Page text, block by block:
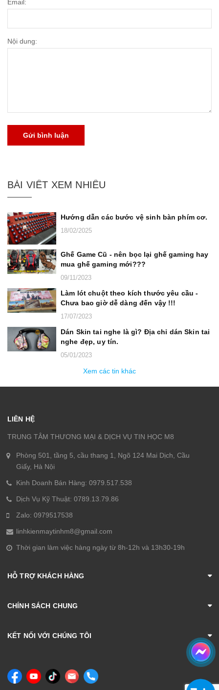
Email:
Nội dung:
Gửi bình luận
BÀI VIẾT XEM NHIỀU
Hướng dẫn các bước vệ sinh bàn phím cơ.
18/02/2025
Ghế Game Cũ - nên bọc lại ghế gaming hay
mua ghế gaming mới???
09/11/2023
Làm lót chuột theo kích thước yêu cầu -
Chưa bao giờ dễ dàng đến vậy !!!
17/07/2023
Dán Skin tai nghe là gì? Địa chỉ dán Skin tai
nghe đẹp, uy tín.
05/01/2023
Xem các tin khác
LIÊN HỆ
TRUNG TÂM THƯƠNG MẠI & DỊCH VỤ TIN HỌC M8
Phòng 501, tầng 5, cầu thang 1, Ngõ 124 Mai Dịch, Cầu
Giấy, Hà Nội
Kinh Doanh Bán Hàng: 0979.517.538
Dịch Vụ Kỹ Thuật: 0789.13.79.86
Zalo: 0979517538
linhkienmaytinhm8@gmail.com
Thời gian làm việc hàng ngày từ 8h-12h và 13h30-19h
HỖ TRỢ KHÁCH HÀNG
CHÍNH SÁCH CHUNG
KẾT NỐI VỚI CHÚNG TÔI